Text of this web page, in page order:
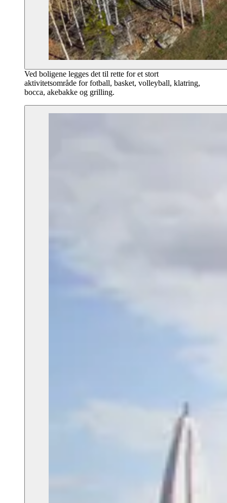
Ved boligene legges det til rette for et stort
aktivitetsområde for fotball, basket, volleyball, klatring,
bocca, akebakke og grilling.